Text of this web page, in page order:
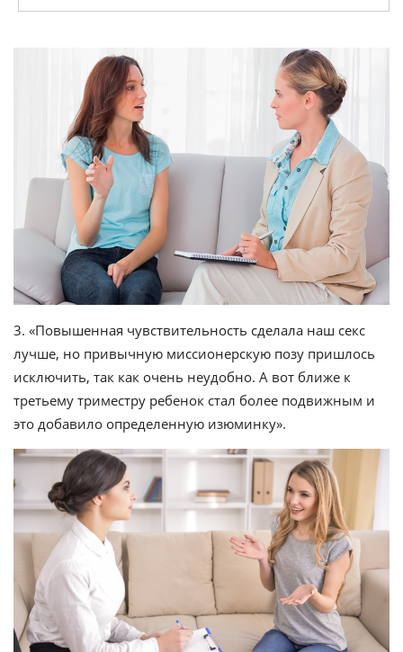
3. «Повышенная чувствительность сделала наш секс
лучше, но привычную миссионерскую позу пришлось
исключить, так как очень неудобно. А вот ближе к
третьему триместру ребенок стал более подвижным и
это добавило определенную изюминку».